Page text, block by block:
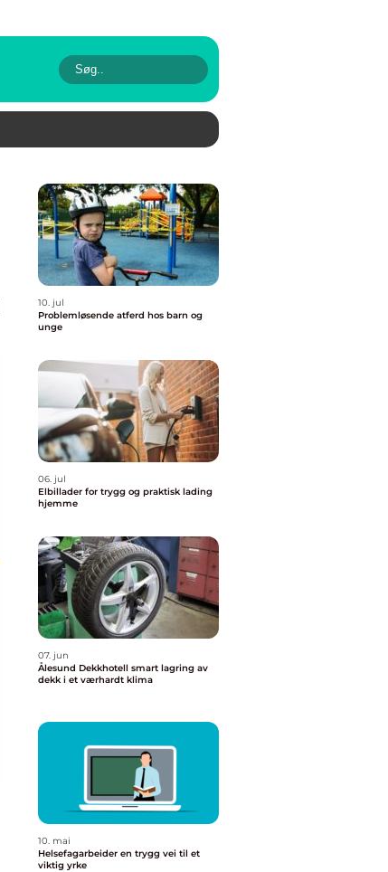
10. jul
Problemløsende atferd hos barn og
unge
06. jul
Elbillader for trygg og praktisk lading
hjemme
07. jun
Ålesund Dekkhotell smart lagring av
dekk i et værhardt klima
10. mai
Helsefagarbeider en trygg vei til et
viktig yrke